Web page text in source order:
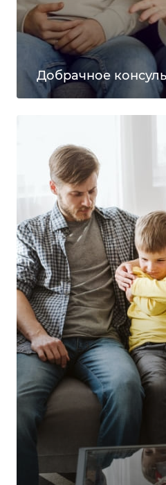
Добрачное